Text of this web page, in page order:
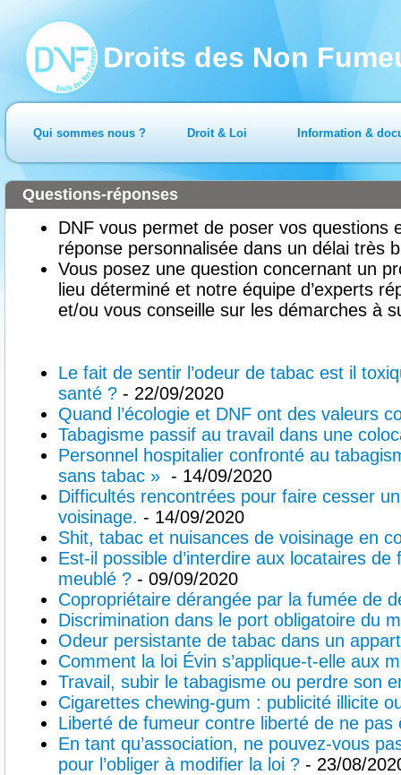
Droits des Non
Qui sommes nous ? Droit & Loi Information &
DNF vous permet de poser vos questions
réponse personnalisée dans un délai très
Vous posez une question concernant un
lieu déterminé et notre équipe d’experts
et/ou vous conseille sur les démarches à
Questions-réponses
Le fait de sentir l’odeur de tabac est il
santé ? - 22/09/2020
Quand l’écologie et DNF ont des valeurs
Tabagisme passif au travail dans une
Personnel hospitalier confronté au
sans tabac » - 14/09/2020
Difficultés rencontrées pour faire cesser
voisinage. - 14/09/2020
Shit, tabac et nuisances de voisinage en
Est-il possible d’interdire aux locataires
meublé ? - 09/09/2020
Copropriétaire dérangée par la fumée de
Discrimination dans le port obligatoire du
Odeur persistante de tabac dans un
Comment la loi Évin s’applique-t-elle aux
Travail, subir le tabagisme ou perdre son
Cigarettes chewing-gum : publicité illicite
Liberté de fumeur contre liberté de ne pas
En tant qu’association, ne pouvez-vous
pour l’obliger à modifier la loi ? - 23/08/